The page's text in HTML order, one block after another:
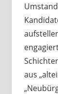
aus